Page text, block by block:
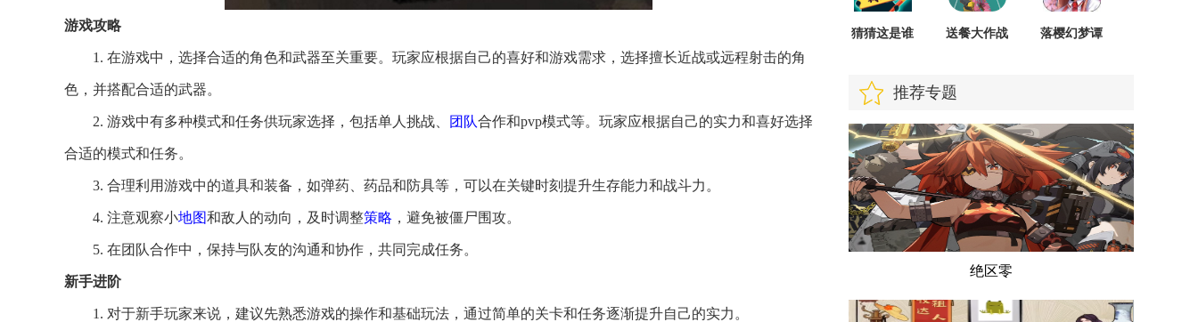
游戏攻略
1. 在游戏中，选择合适的角色和武器至关重要。玩家应根据自己的喜好和游戏需求，选择擅长近战或远程射击的角
色，并搭配合适的武器。
2. 游戏中有多种模式和任务供玩家选择，包括单人挑战、 团队合作和pvp模式等。玩家应根据自己的实力和喜好选择
合适的模式和任务。
3. 合理利用游戏中的道具和装备，如弹药、药品和防具等，可以在关键时刻提升生存能力和战斗力。
4. 注意观察小地图和敌人的动向，及时调整策略 ，避免被僵尸围攻。
5. 在团队合作中，保持与队友的沟通和协作，共同完成任务。
新手进阶
1. 对于新手玩家来说，建议先熟悉游戏的操作和基础玩法，通过简单的关卡和任务逐渐提升自己的实力。
猜猜这是谁
送餐大作战
落樱幻梦谭
推荐专题
绝区零